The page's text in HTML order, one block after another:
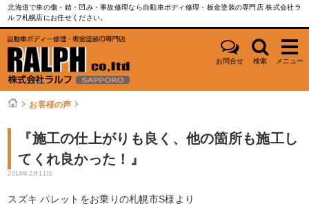
北海道で車の傷・錆・凹み・事故修理なら自動車ボディ修理・板金塗装の専門店 株式会社ラ
ルフ札幌店にお任せください。
お問合せ 検索 メニュー
お客様の声
『施工の仕上がりも良く、他の箇所も施工し
てくれ良かった！』
2014年2月11日
スズキ パレットをお乗りの札幌市S様より